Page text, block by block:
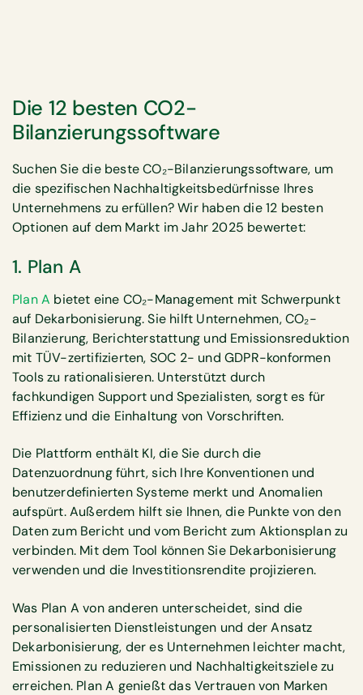
Die 12 besten CO2-
Bilanzierungssoftware
Suchen Sie die beste CO₂-Bilanzierungssoftware, um
die spezifischen Nachhaltigkeitsbedürfnisse Ihres
Unternehmens zu erfüllen? Wir haben die 12 besten
Optionen auf dem Markt im Jahr 2025 bewertet:
1. Plan A‍
Plan A bietet eine CO₂-Management mit Schwerpunkt
auf Dekarbonisierung. Sie hilft Unternehmen, CO₂-
Bilanzierung, Berichterstattung und Emissionsreduktion
mit TÜV-zertifizierten, SOC 2- und GDPR-konformen
Tools zu rationalisieren. Unterstützt durch
fachkundigen Support und Spezialisten, sorgt es für
Effizienz und die Einhaltung von Vorschriften.
Die Plattform enthält KI, die Sie durch die
Datenzuordnung führt, sich Ihre Konventionen und
benutzerdefinierten Systeme merkt und Anomalien
aufspürt. Außerdem hilft sie Ihnen, die Punkte von den
Daten zum Bericht und vom Bericht zum Aktionsplan zu
verbinden. Mit dem Tool können Sie Dekarbonisierung
verwenden und die Investitionsrendite projizieren.
Was Plan A von anderen unterscheidet, sind die
personalisierten Dienstleistungen und der Ansatz
Dekarbonisierung, der es Unternehmen leichter macht,
Emissionen zu reduzieren und Nachhaltigkeitsziele zu
erreichen. Plan A genießt das Vertrauen von Marken